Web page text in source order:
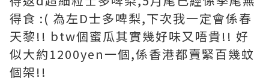
得食 :( 為左D士多啤梨,下次我一定會係春
天黎!! btw個蜜瓜其實幾好味又唔貴!! 好
似大約1200yen一個,係香港都賣緊百幾蚊
個架!!